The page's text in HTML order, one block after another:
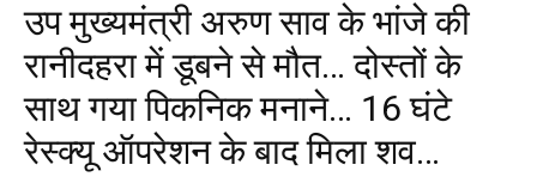
उप मुख्यमंत्री अरुण साव के भांजे की
रानीदहरा में डूबने से मौत… दोस्तों के
साथ गया पिकनिक मनाने… 16 घंटे
रेस्क्यू ऑपरेशन के बाद मिला शव…